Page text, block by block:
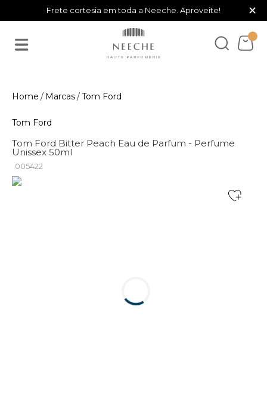
Frete cortesia em toda a Neeche. Aproveite! ×
Marcas Tom Ford
Tom Ford
Tom Ford Bitter Peach Eau de Parfum - Perfume
Unissex 50ml
005422